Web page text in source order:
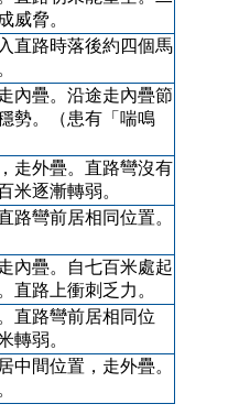
威脅。
直路時落後約四個馬
內疊。沿途走內疊節
勢。（患有「喘鳴
走外疊。直路彎沒有
米逐漸轉弱。
路彎前居相同位置。
內疊。自七百米處起
直路上衝刺乏力。
直路彎前居相同位
轉弱。
中間位置，走外疊。